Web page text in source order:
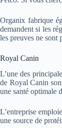
Organix fabrique
demandent si les
les preuves ne sont
Royal Canin
L’une des
de Royal Canin
une santé optimale
L’entreprise
une source de